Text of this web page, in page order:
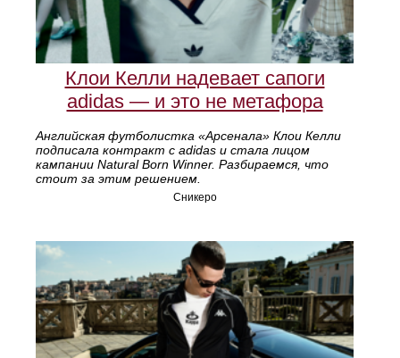
Клои Келли надевает сапоги
adidas — и это не метафора
Английская футболистка «Арсенала» Клои Келли
подписала контракт с adidas и стала лицом
кампании Natural Born Winner. Разбираемся, что
стоит за этим решением.
Сникеро